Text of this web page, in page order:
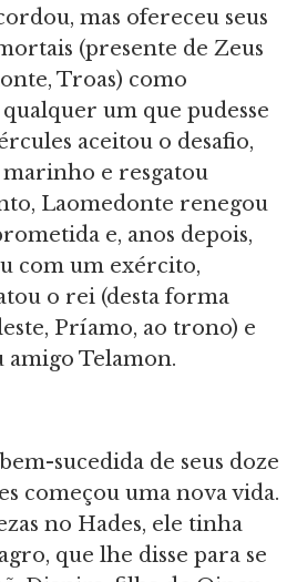
mas ofereceu seus
(presente de Zeus
Troas) como
um que pudesse
aceitou o desafio,
e resgatou
Laomedonte renegou
e, anos depois,
com um exército,
o rei (desta forma
Príamo, ao trono) e
amigo Telamon.
sucedida de seus doze
começou uma nova vida.
no Hades, ele tinha
que lhe disse para se